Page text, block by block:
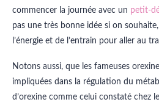
commencer la journée avec un petit-
pas une très bonne idée si on
l’énergie et de l’entrain pour aller au
Notons aussi, que les fameuses
impliquées dans la régulation du
d’orexine comme celui constaté chez